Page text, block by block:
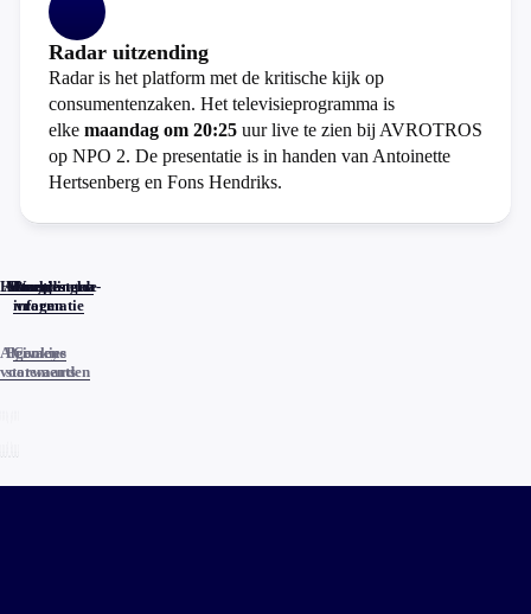
Radar uitzending
Radar is het platform met de kritische kijk op
consumentenzaken. Het televisieprogramma is
elke maandag om 20:25 uur live te zien bij AVROTROS
op NPO 2. De presentatie is in handen van Antoinette
Hertsenberg en Fons Hendriks.
Home
Actueel
Uitzendingen
Reacties
Programma-
informatie
Veelgestelde
vragen
Algemene
voorwaarden
Privacy
statements
Cookies